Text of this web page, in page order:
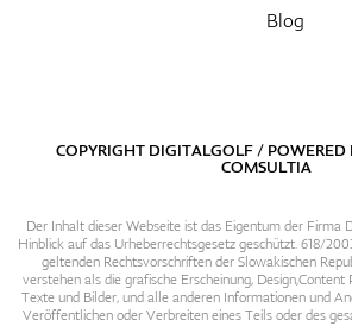
Blog
COPYRIGHT DIGITALGOLF / POWERED
COMSULTIA
Der Inhalt dieser Webseite ist das Eigentum der Firma
Hinblick auf das Urheberrechtsgesetz geschützt. 618/
geltenden Rechtsvorschriften der Slowakischen
verstehen als die grafische Erscheinung,
Texte und Bilder, und alle anderen Informationen und
Veröffentlichen oder Verbreiten eines Teils oder des